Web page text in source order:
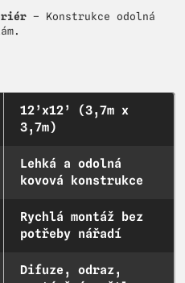
– Konstrukce odolná
12’x12’ (3,7m x
3,7m)
Lehká a odolná
kovová konstrukce
Rychlá montáž bez
potřeby nářadí
Difuze, odraz,